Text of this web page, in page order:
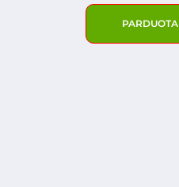
PARDUOTA